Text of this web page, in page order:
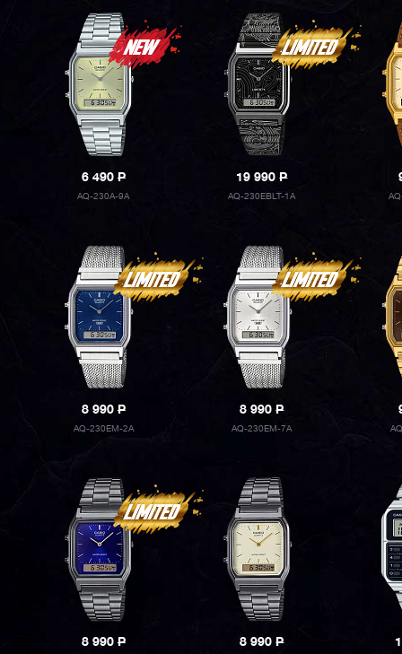
6 490P
AQ-230A-9A
19 990P
AQ-230EBLT-1A
8 990P
AQ-230EM-2A
8 990P
AQ-230EM-7A
8 990P 8 990P